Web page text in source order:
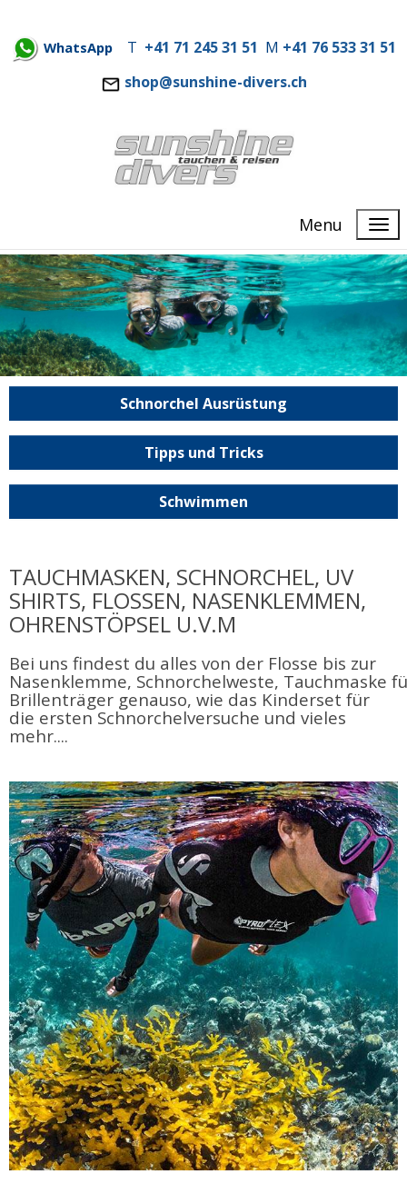
WhatsApp T +41 71 245 31 51 M +41 76 533 31 51
shop@sunshine-divers.ch
Menu
Schnorchel Ausrüstung
Tipps und Tricks
Schwimmen
TAUCHMASKEN, SCHNORCHEL, UV
SHIRTS, FLOSSEN, NASENKLEMMEN,
OHRENSTÖPSEL U.V.M
Bei uns findest du alles von der Flosse bis zur
Nasenklemme, Schnorchelweste, Tauchmaske
Brillenträger genauso, wie das Kinderset für
die ersten Schnorchelversuche und vieles
mehr....